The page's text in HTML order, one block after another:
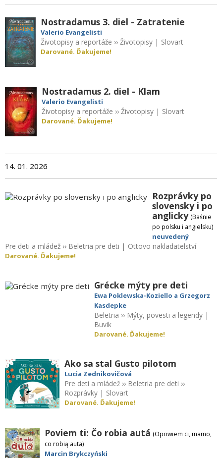
Nostradamus 3. diel - Zatratenie
Valerio Evangelisti
Životopisy a reportáže ›› Životopisy| Slovart
Darované. Ďakujeme!
Nostradamus 2. diel - Klam
Valerio Evangelisti
Životopisy a reportáže ›› Životopisy| Slovart
Darované. Ďakujeme!
14. 01. 2026
Rozprávky po
slovensky i po
anglicky (Baśnie
po polsku i angielsku)
neuvedený
Pre deti a mládež ›› Beletria pre deti | Ottovo nakladatelství
Darované. Ďakujeme!
Grécke mýty pre deti
Ewa Poklewska-Koziello a Grzegorz
Kasdepke
Beletria ›› Mýty, povesti a legendy |
Buvik
Darované. Ďakujeme!
Ako sa stal Gusto pilotom
Lucia Zednikovičová
Pre deti a mládež ›› Beletria pre deti ››
Rozprávky | Slovart
Darované. Ďakujeme!
Poviem ti: Čo robia autá (Opowiem ci, mamo,
co robią auta)
Marcin Brykczyński